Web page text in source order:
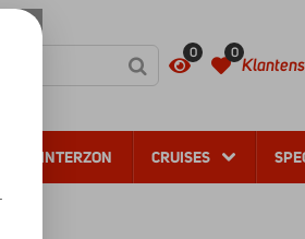
0 0
WINTERZON CRUISES